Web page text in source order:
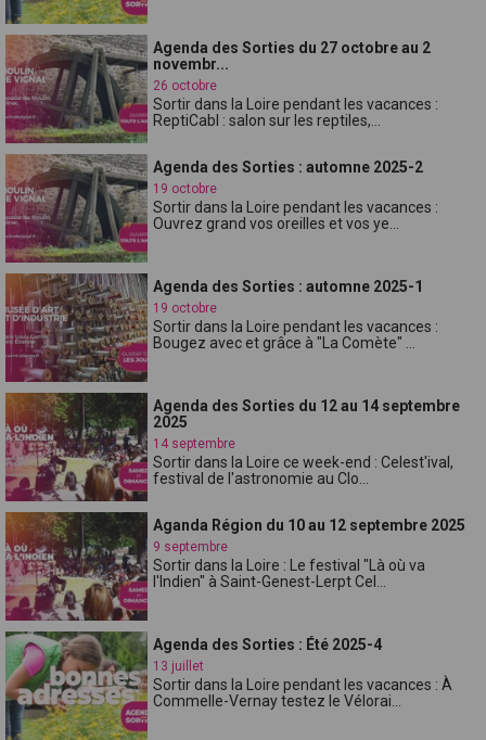
Agenda des Sorties du 27 octobre au 2
novembr...
26 octobre
Sortir dans la Loire pendant les vacances :
ReptiCabl : salon sur les reptiles,...
Agenda des Sorties : automne 2025-2
19 octobre
Sortir dans la Loire pendant les vacances :
Ouvrez grand vos oreilles et vos ye...
Agenda des Sorties : automne 2025-1
19 octobre
Sortir dans la Loire pendant les vacances :
Bougez avec et grâce à "La Comète" ...
Agenda des Sorties du 12 au 14 septembre
2025
14 septembre
Sortir dans la Loire ce week-end : Celest'ival,
festival de l'astronomie au Clo...
Aganda Région du 10 au 12 septembre 2025
9 septembre
Sortir dans la Loire : Le festival "Là où va
l'Indien" à Saint-Genest-Lerpt Cel...
Agenda des Sorties : Été 2025-4
13 juillet
Sortir dans la Loire pendant les vacances : À
Commelle-Vernay testez le Vélorai...